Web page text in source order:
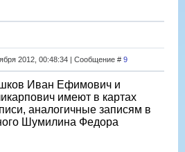
2012, 00:48:34 | Сообщение # 9
Иван Ефимович и
имеют в картах
аналогичные записям в
Шумилина Федора